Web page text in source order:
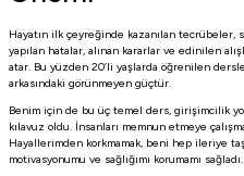
Hayatın ilk çeyreğinde kazanılan tecrübeler,
yapılan hatalar, alınan kararlar ve edinilen
atar. Bu yüzden 20’li yaşlarda öğrenilen
arkasındaki görünmeyen güçtür.
Benim için de bu üç temel ders, girişimcilik
kılavuz oldu. İnsanları memnun etmeye
Hayallerimden korkmamak, beni hep ileriye
motivasyonumu ve sağlığımı korumamı sağladı.